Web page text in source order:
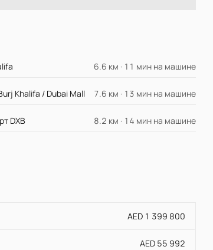
6.6 км · 11 мин на машине
Khalifa / Dubai Mall 7.6 км · 13 мин на машине
DXB 8.2 км · 14 мин на машине
AED 1 399 800
AED 55 992